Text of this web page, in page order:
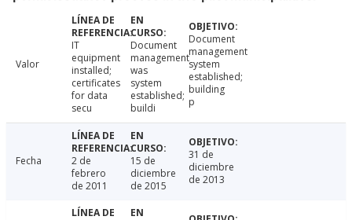
Valor
IT
equipment
installed;
certificates
for data
secu
Document
management
was
system
established;
buildi
Document
management
system
established;
building
p
Fecha
2 de
febrero
de 2011
15 de
diciembre
de 2015
31 de
diciembre
de 2013